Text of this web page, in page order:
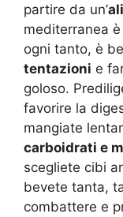
partire da un’
mediterranea
ogni tanto, è
tentazioni e
goloso.
favorire la
mangiate
carboidrati e
scegliete cibi
bevete tanta,
combattere e